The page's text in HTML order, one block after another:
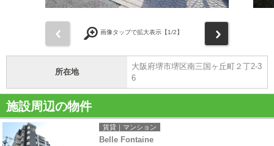
画像タップで拡大表示【1/2】
所在地
大阪府堺市堺区南三国ヶ丘町２丁2-3
6
施設周辺の物件
賃貸｜マンション
Belle Fontaine